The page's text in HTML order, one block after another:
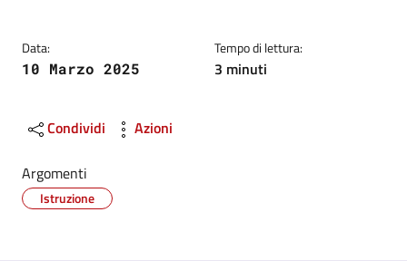
Data:
10 Marzo 2025
Tempo di lettura:
3 minuti
Condividi Azioni
Argomenti
Istruzione